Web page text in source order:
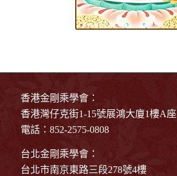
香港金剛乘學會：
香港灣仔克街1-15號展鴻大廈1樓A座
電話：852-2575-0808
台北金剛乘學會：
台北市南京東路三段278號4樓